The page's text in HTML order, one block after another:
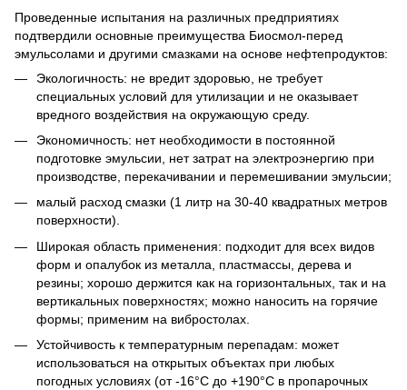
Проведенные испытания на различных предприятиях
подтвердили основные преимущества Биосмол-перед
эмульсолами и другими смазками на основе нефтепродуктов:
Экологичность: не вредит здоровью, не требует
специальных условий для утилизации и не оказывает
вредного воздействия на окружающую среду.
Экономичность: нет необходимости в постоянной
подготовке эмульсии, нет затрат на электроэнергию при
производстве, перекачивании и перемешивании эмульсии;
малый расход смазки (1 литр на 30-40 квадратных метров
поверхности).
Широкая область применения: подходит для всех видов
форм и опалубок из металла, пластмассы, дерева и
резины; хорошо держится как на горизонтальных, так и на
вертикальных поверхностях; можно наносить на горячие
формы; применим на вибростолах.
Устойчивость к температурным перепадам: может
использоваться на открытых объектах при любых
погодных условиях (от -16°C до +190°C в пропарочных